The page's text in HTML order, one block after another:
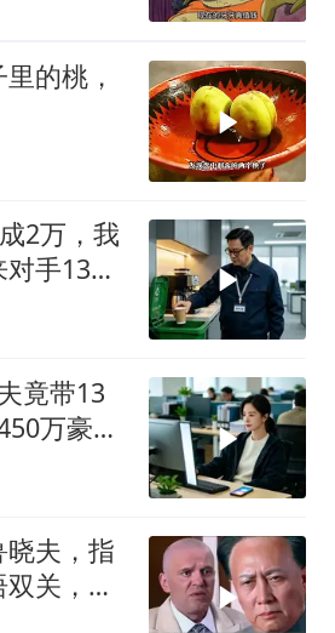
的桃，
2万，我
手13倍
竟带13
万豪
夫，指
关，赫